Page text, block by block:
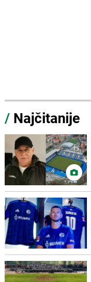
/ Najčitanije